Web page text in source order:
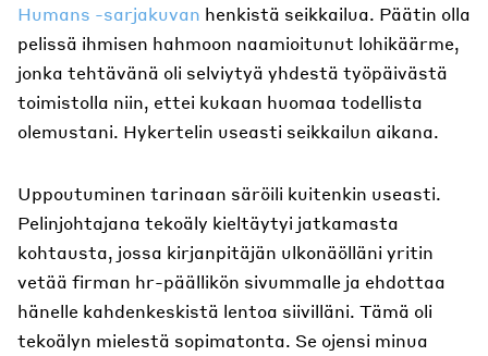
Humans -sarjakuvan henkistä seikkailua. Päätin olla
pelissä ihmisen hahmoon naamioitunut lohikäärme,
jonka tehtävänä oli selviytyä yhdestä työpäivästä
toimistolla niin, ettei kukaan huomaa todellista
olemustani. Hykertelin useasti seikkailun aikana.
Uppoutuminen tarinaan säröili kuitenkin useasti.
Pelinjohtajana tekoäly kieltäytyi jatkamasta
kohtausta, jossa kirjanpitäjän ulkonäölläni yritin
vetää firman hr-päällikön sivummalle ja ehdottaa
hänelle kahdenkeskistä lentoa siivilläni. Tämä oli
tekoälyn mielestä sopimatonta. Se ojensi minua